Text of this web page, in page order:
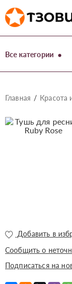
Все категории
Главная Красота
Добавить в
Сообщить о
Подписаться на